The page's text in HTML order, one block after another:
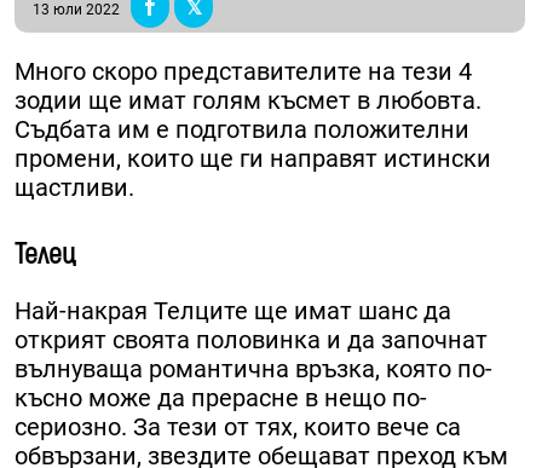
13 юли 2022
Много скоро представителите на тези 4
зодии ще имат голям късмет в любовта.
Съдбата им е подготвила положителни
промени, които ще ги направят истински
щастливи.
Телец
Най-накрая Телците ще имат шанс да
открият своята половинка и да започнат
вълнуваща романтична връзка, която по-
късно може да прерасне в нещо по-
сериозно. За тези от тях, които вече са
обвързани, звездите обещават преход към